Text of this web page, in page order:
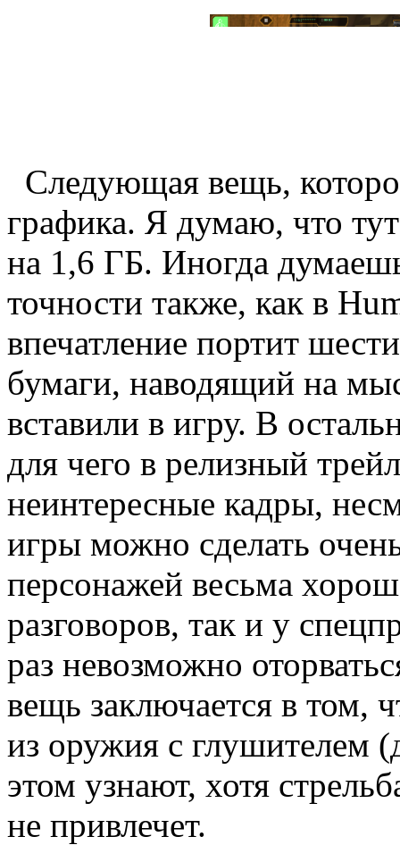
Следующая вещь,
графика. Я думаю, что
на 1,6 ГБ. Иногда
точности также, как в
впечатление портит
бумаги, наводящий на
вставили в игру. В
для чего в релизный
неинтересные кадры,
игры можно сделать
персонажей весьма
разговоров, так и у
раз невозможно
вещь заключается в том,
из оружия с глушителем
этом узнают, хотя
не привлечет.